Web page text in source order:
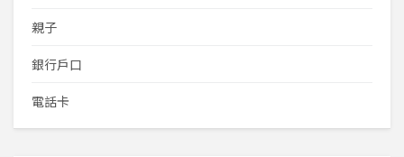
親子
銀行戶口
電話卡